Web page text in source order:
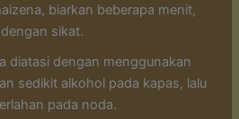
biarkan beberapa menit,
sikat.
diatasi dengan menggunakan
sedikit alkohol pada kapas, lalu
pada noda.